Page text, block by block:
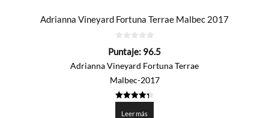
Adrianna Vineyard Fortuna Terrae Malbec 2017
de
Puntaje: 96.5
Adrianna Vineyard Fortuna Terrae
Malbec-2017
de 5
Leer más